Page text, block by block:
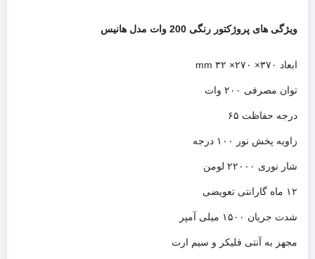
ویژگی های پروژکتور رنگی 200 وات مدل هانیس
ابعاد ۳۷۰× ۲۷۰× ۳۲ mm
توان مصرفی ۲۰۰ وات
درجه حفاظت ۶۵
زاویه پخش نور ۱۰۰ درجه
شار نوری ۲۲۰۰۰ لومن
۱۲ ماه گارانتی تعویضی
شدت جریان ۱۵۰۰ میلی آمپر
مجهز به آنتی فلیکر و سیم ارت